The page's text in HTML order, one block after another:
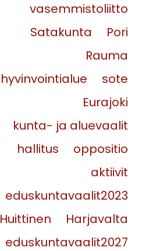
vasemmistoliitto
Satakunta
Pori
Rauma
hyvinvointialue
sote
Eurajoki
kunta- ja aluevaalit
hallitus
oppositio
aktiivit
eduskuntavaalit2023
Huittinen
Harjavalta
eduskuntavaalit2027